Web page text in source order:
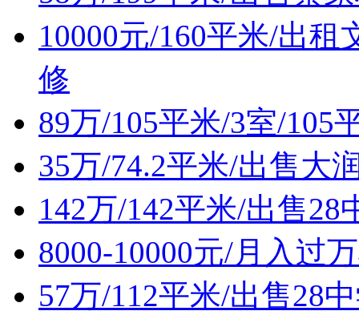
10000元/160平米/出
修
89万/105平米/3室/105
35万/74.2平米/出售大
142万/142平米/出售
8000-10000元/月入过
57万/112平米/出售28